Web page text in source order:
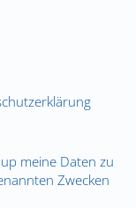
meine Daten zu
Zwecken